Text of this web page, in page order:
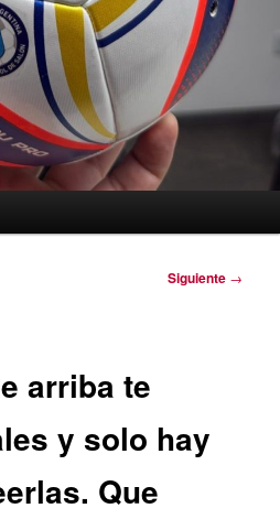
Siguiente →
arriba te
y solo hay
Que